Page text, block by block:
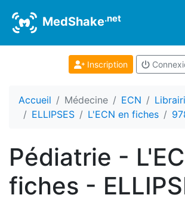
MedShake.net
Inscription
Accueil Médecine ECN
ELLIPSES
L'ECN en fiches
Pédiatrie -
fiches -